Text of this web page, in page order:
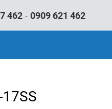
462 - 0909 621 462